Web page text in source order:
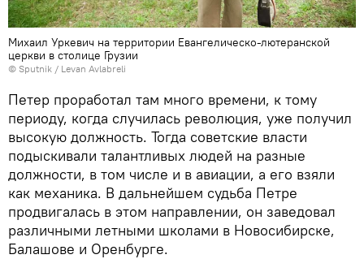
Михаил Уркевич на территории Евангелическо-лютеранской
церкви в столице Грузии
© Sputnik / Levan Avlabreli
Петер проработал там много времени, к тому
периоду, когда случилась революция, уже получил
высокую должность. Тогда советские власти
подыскивали талантливых людей на разные
должности, в том числе и в авиации, а его взяли
как механика. В дальнейшем судьба Петре
продвигалась в этом направлении, он заведовал
различными летными школами в Новосибирске,
Балашове и Оренбурге.